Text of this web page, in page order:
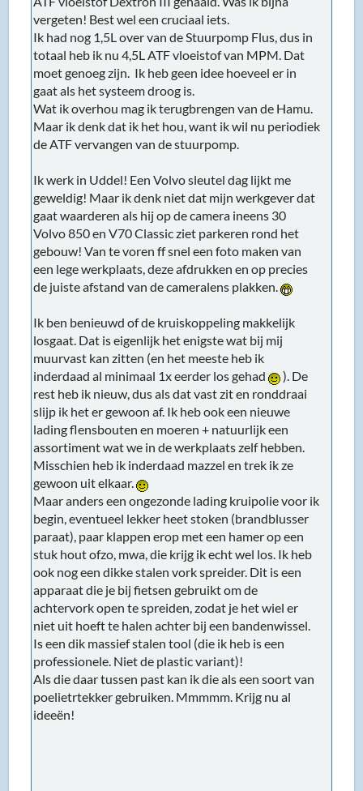
vergeten! Best wel een cruciaal iets.
Ik had nog 1,5L over van de Stuurpomp Flus, dus in
totaal heb ik nu 4,5L ATF vloeistof van MPM. Dat
moet genoeg zijn. Ik heb geen idee hoeveel er in
gaat als het systeem droog is.
Wat ik overhou mag ik terugbrengen van de Hamu.
Maar ik denk dat ik het hou, want ik wil nu periodiek
de ATF vervangen van de stuurpomp.
Ik werk in Uddel! Een Volvo sleutel dag lijkt me
geweldig! Maar ik denk niet dat mijn werkgever dat
gaat waarderen als hij op de camera ineens 30
Volvo 850 en V70 Classic ziet parkeren rond het
gebouw! Van te voren ff snel een foto maken van
een lege werkplaats, deze afdrukken en op precies
de juiste afstand van de cameralens plakken.
Ik ben benieuwd of de kruiskoppeling makkelijk
losgaat. Dat is eigenlijk het enigste wat bij mij
muurvast kan zitten (en het meeste heb ik
inderdaad al minimaal 1x eerder los gehad
). De
rest heb ik nieuw, dus als dat vast zit en ronddraai
slijp ik het er gewoon af. Ik heb ook een nieuwe
lading flensbouten en moeren + natuurlijk een
assortiment wat we in de werkplaats zelf hebben.
Misschien heb ik inderdaad mazzel en trek ik ze
gewoon uit elkaar.
Maar anders een ongezonde lading kruipolie voor ik
begin, eventueel lekker heet stoken (brandblusser
paraat), paar klappen erop met een hamer op een
stuk hout ofzo, mwa, die krijg ik echt wel los. Ik heb
ook nog een dikke stalen vork spreider. Dit is een
apparaat die je bij fietsen gebruikt om de
achtervork open te spreiden, zodat je het wiel er
niet uit hoeft te halen achter bij een bandenwissel.
Is een dik massief stalen tool (die ik heb is een
professionele. Niet de plastic variant)!
Als die daar tussen past kan ik die als een soort van
poelietrtekker gebruiken. Mmmmm. Krijg nu al
ideeën!